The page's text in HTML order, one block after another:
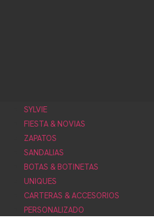
SYLVIE
FIESTA & NOVIAS
ZAPATOS
SANDALIAS
BOTAS & BOTINETAS
UNIQUES
CARTERAS & ACCESORIOS
PERSONALIZADO